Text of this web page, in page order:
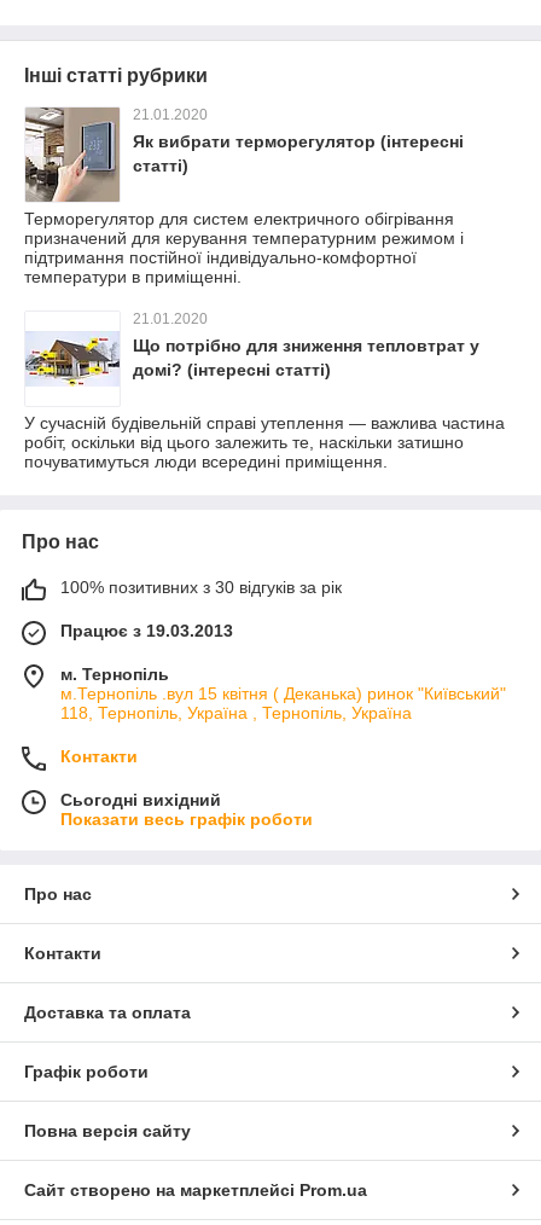
Інші статті рубрики
21.01.2020
Як вибрати терморегулятор (інтересні
статті)
Терморегулятор для систем електричного обігрівання
призначений для керування температурним режимом і
підтримання постійної індивідуально-комфортної
температури в приміщенні.
21.01.2020
Що потрібно для зниження тепловтрат у
домі? (інтересні статті)
У сучасній будівельній справі утеплення — важлива частина
робіт, оскільки від цього залежить те, наскільки затишно
почуватимуться люди всередині приміщення.
Про нас
100% позитивних з 30 відгуків за рік
Працює з 19.03.2013
м. Тернопіль
м.Тернопіль .вул 15 квітня ( Деканька) ринок "Київський"
118, Тернопіль, Україна , Тернопіль, Україна
Контакти
Сьогодні вихідний
Показати весь графік роботи
Про нас
Контакти
Доставка та оплата
Графік роботи
Повна версія сайту
Сайт створено на маркетплейсі Prom.ua